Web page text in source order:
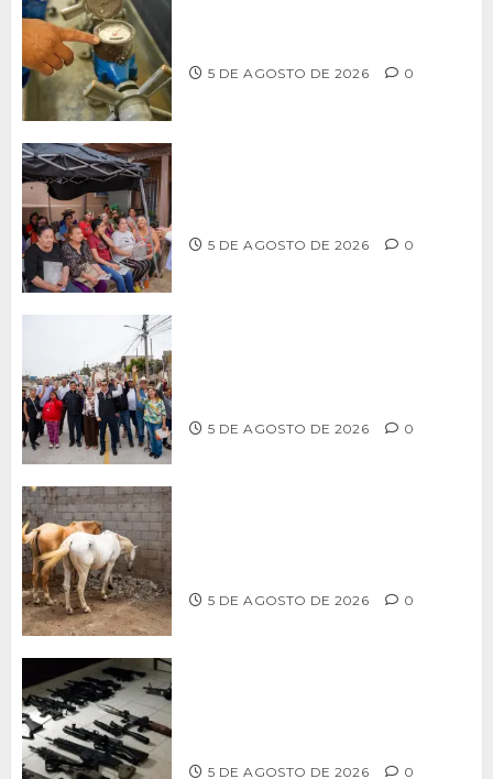
5 DE AGOSTO DE 2026 0
5 DE AGOSTO DE 2026 0
5 DE AGOSTO DE 2026 0
5 DE AGOSTO DE 2026 0
5 DE AGOSTO DE 2026 0